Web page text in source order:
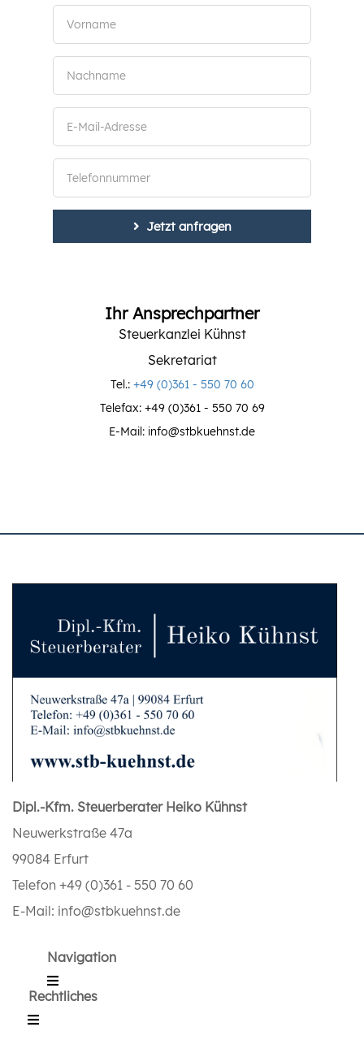
Jetzt anfragen
Ihr Ansprechpartner
Steuerkanzlei Kühnst
Sekretariat
Tel.: +49 (0)361 - 550 70 60
Telefax: +49 (0)361 - 550 70 69
E-Mail: info@stbkuehnst.de
Dipl.-Kfm. Steuerberater Heiko Kühnst
Neuwerkstraße 47a
99084 Erfurt
Telefon +49 (0)361 - 550 70 60
E-Mail: info@stbkuehnst.de
Navigation
Rechtliches